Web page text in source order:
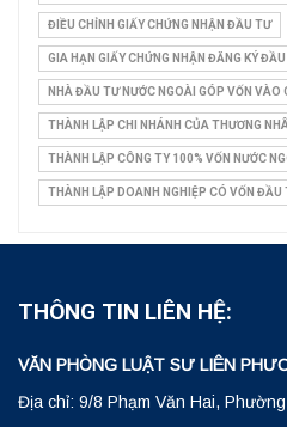
ĐIỀU CHỈNH GIẤY CHỨNG NHẬN ĐẦU TƯ
GIA HẠN GIẤY CHỨNG NHẬN ĐĂNG KÝ
NHÀ ĐẦU TƯ NƯỚC NGOÀI GÓP VỐN VÀO
THÀNH LẬP CHI NHÁNH CỦA THƯƠNG
THÀNH LẬP CÔNG TY 100% VỐN NƯỚC
THÀNH LẬP DOANH NGHIỆP CÓ VỐN ĐẦU
THÔNG TIN LIÊN HỆ:
VĂN PHÒNG LUẬT SƯ LIÊN
Địa chỉ: 9/8 Phạm Văn Hai,